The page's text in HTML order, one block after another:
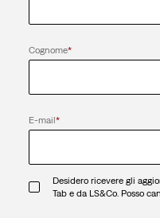
Cognome*
E-mail*
Desidero ricevere gli
Tab e da LS&Co. Posso